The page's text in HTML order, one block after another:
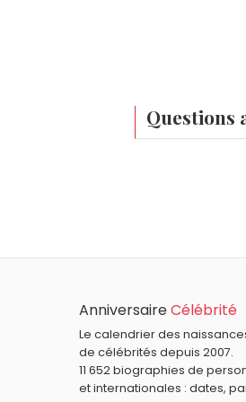
Questions
Félix Lebrun,
AnniversaireCélébrité
Le calendrier des
de célébrités depuis 2007.
11 652 biographies de
et internationales : dates,